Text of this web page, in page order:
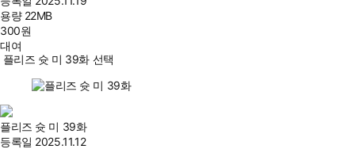
용량 22MB
300원
대여
플리즈 슛 미 39화 선택
플리즈 슛 미 39화
등록일 2025.11.12